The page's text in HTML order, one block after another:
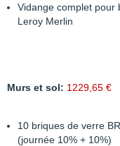
Vidange complet pour
Leroy Merlin
Murs et sol: 1229,65 €
10 briques de verre
(journée 10% + 10%)